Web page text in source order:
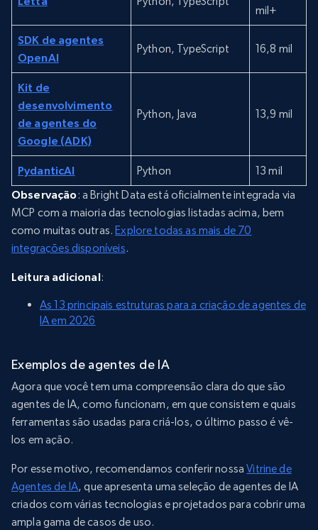
mil+
SDK de agentes
OpenAI
Python, TypeScript 16,8 mil
Kit de
desenvolvimento
de agentes do
Google (ADK)
Python, Java 13,9 mil
PydanticAI Python 13 mil
Observação : a Bright Data está oficialmente integrada via
MCP com a maioria das tecnologias listadas acima, bem
como muitas outras.Explore todas as mais de 70
integrações disponíveis.
Leitura adicional:
As 13 principais estruturas para a criação de agentes de
IA em 2026
Exemplos de agentes de IA
Agora que você tem uma compreensão clara do que são
agentes de IA, como funcionam, em que consistem e quais
ferramentas são usadas para criá-los, o último passo é vê-
los em ação.
Por esse motivo, recomendamos conferir nossaVitrine de
Agentes de IA, que apresenta uma seleção de agentes de IA
criados com várias tecnologias e projetados para cobrir uma
ampla gama de casos de uso.